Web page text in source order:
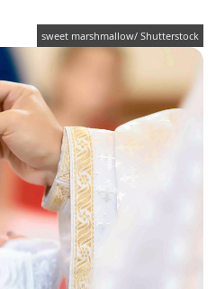
sweet marshmallow/ Shutterstock